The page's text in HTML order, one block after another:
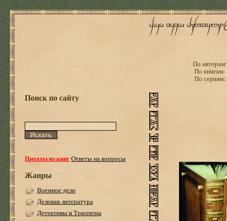
По авторам:
По книгам:
По сериям:
Поиск по сайту
Цитаты из книгОтветы на вопросы
Жанры
Военное дело
Деловая литература
Детективы и Триллеры